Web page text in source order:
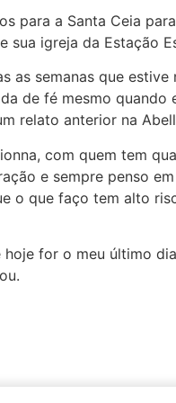
para a Santa Ceia
sua igreja da Estação
as semanas que
de fé mesmo
relato anterior na
com quem tem
e sempre penso
o que faço tem alto
for o meu último